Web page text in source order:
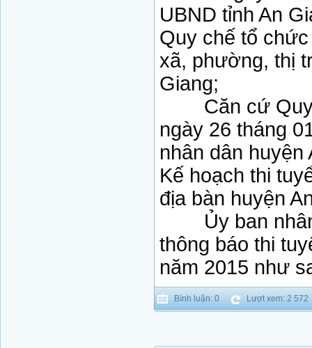
UBND tỉnh An
Quy chế tổ
xã, phường, thị
Giang;
Căn cứ
ngày 26 tháng
nhân dân huyện
Kế hoạch thi
địa bàn huyện
Ủy ban nhân
thông báo thi
năm 2015 như
Bình luận: 0 Lượt xem: 2 572